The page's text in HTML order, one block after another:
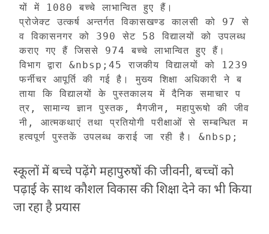
यों में 1080 बच्चे लाभान्वित हुए हैं।
प्रोजेक्ट उत्कर्ष अन्तर्गत विकासखण्ड कालसी को 97 से
व विकासनगर को 390 सेट 58 विद्यालयों को उपलब्ध
कराए गए हैं जिससे 974 बच्चे लाभान्वित हुए हैं।
विभाग द्वारा &nbsp;45 राजकीय विद्यालयों को 1239
फर्नीचर आपूर्ति की गई है। मुख्य शिक्षा अधिकारी ने ब
ताया कि विद्यालयों के पुस्तकालय में दैनिक समाचार प
त्र, सामान्य ज्ञान पुस्तक, मैगजीन, महापुरूषो की जीव
नी, आत्मकथाएं तथा प्रतियोगी परीक्षाओं से सम्बन्धित म
हत्वपूर्ण पुस्तकें उपलब्ध कराई जा रही है। &nbsp;
स्कूलों में बच्चे पढ़ेंगे महापुरुषों की जीवनी, बच्चों को
पढ़ाई के साथ कौशल विकास की शिक्षा देने का भी किया
जा रहा है प्रयास